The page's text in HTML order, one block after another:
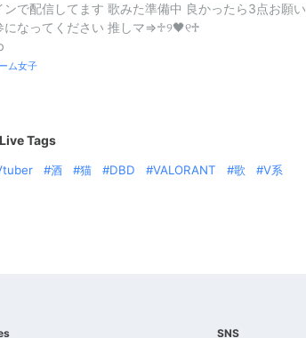
で配信してます 歌みた準備中 良かったら3点お願い
になってください 推しマ⇒♱୨🖤୧♱
ム女子
Tags
酒 猫 DBD VALORANT 歌
V系
SNS